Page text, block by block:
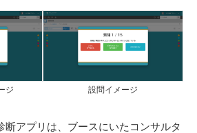
ジ 設問イメージ
断アプリは、ブースにいたコンサルタ